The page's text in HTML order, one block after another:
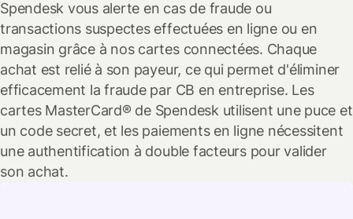
Spendesk vous alerte en cas de fraude ou
transactions suspectes effectuées en ligne ou en
magasin grâce à nos cartes connectées. Chaque
achat est relié à son payeur, ce qui permet d'éliminer
efficacement la fraude par CB en entreprise. Les
cartes MasterCard® de Spendesk utilisent une puce et
un code secret, et les paiements en ligne nécessitent
une authentification à double facteurs pour valider
son achat.